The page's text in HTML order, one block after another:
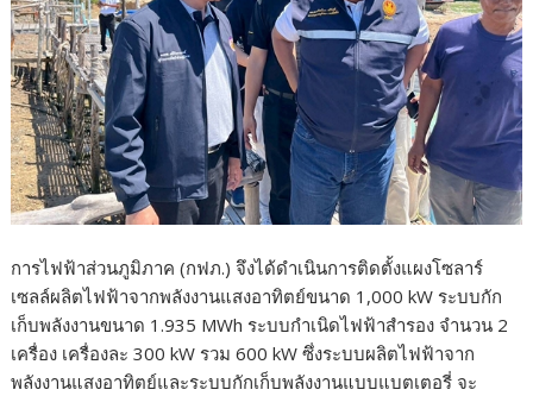
การไฟฟ้าส่วนภูมิภาค (กฟภ.) จึงได้ดำเนินการติดตั้งแผงโซลาร์
เซลล์ผลิตไฟฟ้าจากพลังงานแสงอาทิตย์ขนาด 1,000 kW ระบบกัก
เก็บพลังงานขนาด 1.935 MWh ระบบกำเนิดไฟฟ้าสำรอง จำนวน 2
เครื่อง เครื่องละ 300 kW รวม 600 kW ซึ่งระบบผลิตไฟฟ้าจาก
พลังงานแสงอาทิตย์และระบบกักเก็บพลังงานแบบแบตเตอรี่ จะ